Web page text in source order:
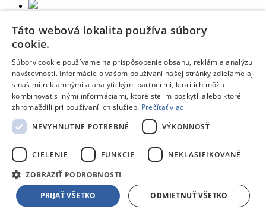
Odoberaj novinky zo sveta TPD
Páči sa ti naša ponuka?Nezmeškaj naše akcie!
Customer Email
Potvrdiť
Súhlasím so spracovaním osobných údajovza účelom zasielania
akciových emailov
Potvrdzujem, že som osoba staršia ako 16 rokov, prípadne, že bol
Copyright © 2026 TPD.sk.Tvorba webu odRIESENIA.com
Táto stránka je chránená pomocou reCAPTCHA a uplatňujú sa
Pravidlá ochrany osobných údajovspoločnosti Google a ich
Táto webová lokalita používa súbory
cookie.
Súbory cookie používame na prispôsobenie obsahu, reklám a analýzu
návštevnosti. Informácie o vašom používaní našej stránky zdieľame aj
s našimi reklamnými a analytickými partnermi, ktorí ich môžu
kombinovať s inými informáciami, ktoré ste im poskytli alebo ktoré
zhromaždili pri používaní ich služieb. Prečítať viac
NEVYHNUTNE POTREBNÉ
VÝKONNOSŤ
CIELENIE FUNKCIE NEKLASIFIKOVANÉ
ZOBRAZIŤ PODROBNOSTI
PRIJAŤ VŠETKO ODMIETNUŤ VŠETKO